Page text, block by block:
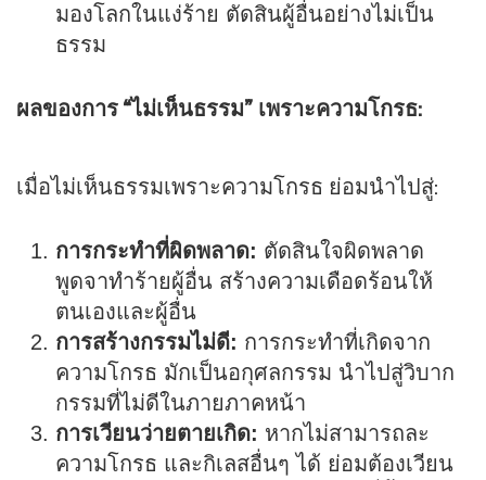
มองโลกในแง่ร้าย ตัดสินผู้อื่นอย่างไม่เป็น
ธรรม
ผลของการ “ไม่เห็นธรรม” เพราะความโกรธ:
เมื่อไม่เห็นธรรมเพราะความโกรธ ย่อมนำไปสู่:
การกระทำที่ผิดพลาด: ตัดสินใจผิดพลาด
พูดจาทำร้ายผู้อื่น สร้างความเดือดร้อนให้
ตนเองและผู้อื่น
การสร้างกรรมไม่ดี: การกระทำที่เกิดจาก
ความโกรธ มักเป็นอกุศลกรรม นำไปสู่วิบาก
กรรมที่ไม่ดีในภายภาคหน้า
การเวียนว่ายตายเกิด: หากไม่สามารถละ
ความโกรธ และกิเลสอื่นๆ ได้ ย่อมต้องเวียน